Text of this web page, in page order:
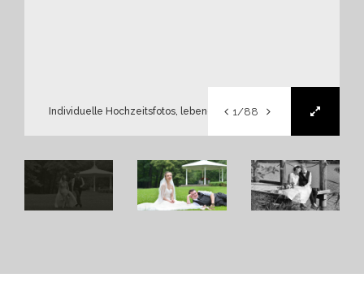
Individuelle Hochzeitsfotos, lebendig, natürlich, kreativ.
1/88